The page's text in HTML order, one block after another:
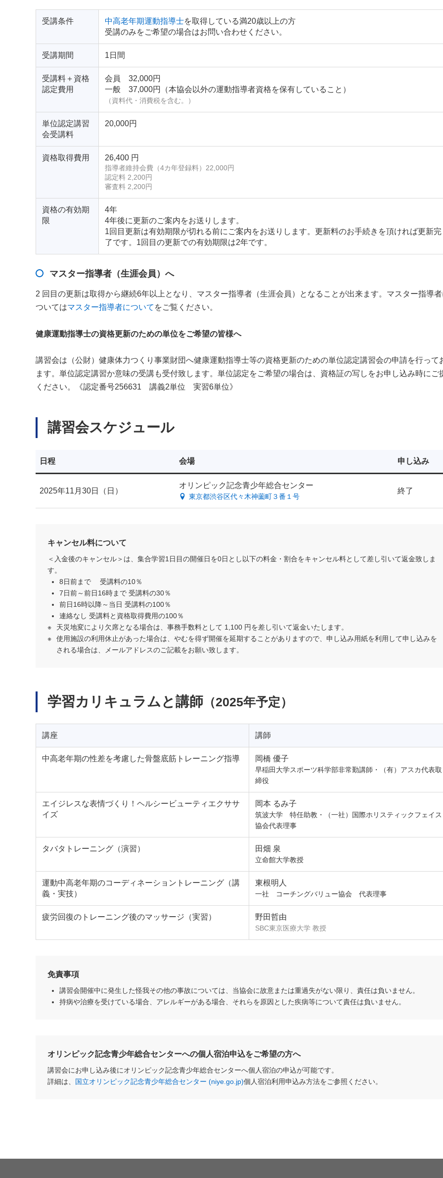
受講条件 中高老年期運動指導士を取得している満20歳以上の方
受講のみをご希望の場合はお問い合わせください。
受講期間 1日間
受講料＋資格
認定費用
会員 32,000円
一般 37,000円（本協会以外の運動指導者資格を保有していること）
（資料代・消費税を含む。）
単位認定講習
会受講料
20,000円
資格取得費用 26,400 円
指導者維持会費（4カ年登録料）22,000円
認定料 2,200円
審査料 2,200円
資格の有効期
限
4年
4年後に更新のご案内をお送りします。
1回目更新は有効期限が切れる前にご案内をお送りします。更新料のお手続きを頂ければ更新完
了です。1回目の更新での有効期限は2年です。
マスター指導者（生涯会員）へ
2 回目の更新は取得から継続6年以上となり、マスター指導者（生涯会員）となることが出来ます。マスター指導者
ついてはマスター指導者について をご覧ください。
健康運動指導士の資格更新のための単位をご希望の皆様へ
講習会は（公財）健康体力つくり事業財団へ健康運動指導士等の資格更新のための単位認定講習会の申請を行って
ます。単位認定講習か意味の受講も受付致します。単位認定をご希望の場合は、資格証の写しをお申し込み時にご
ください。《認定番号256631 講義2単位 実習6単位》
講習会スケジュール
日程 会場 申し込み
2025年11月30日（日）
オリンピック記念青少年総合センター
東京都渋谷区代々木神薗町３番１号
終了
キャンセル料について
＜入金後のキャンセル＞は、集合学習1日目の開催日を0日とし以下の料金・割合をキャンセル料として差し引いて返金致しま
す。
8日前まで 受講料の10％
7日前～前日16時まで 受講料の30％
前日16時以降～当日 受講料の100％
連絡なし 受講料と資格取得費用の100％
天災地変により欠席となる場合は、事務手数料として 1,100 円を差し引いて返金いたします。
使用施設の利用休止があった場合は、やむを得ず開催を延期することがありますので、申し込み用紙を利用して申し込みを
される場合は、メールアドレスのご記載をお願い致します。
学習カリキュラムと講師 （2025年予定）
講座 講師
中高老年期の性差を考慮した骨盤底筋トレーニング指導 岡橋 優子
早稲田大学スポーツ科学部非常勤講師・（有）アスカ代表取
締役
エイジレスな表情づくり！ヘルシービューティエクササ
イズ
岡本 るみ子
筑波大学 特任助教・（一社）国際ホリスティックフェイス
協会代表理事
タバタトレーニング（演習） 田畑 泉
立命館大学教授
運動中高老年期のコーディネーショントレーニング（講
義・実技）
東根明人
一社 コーチングバリュー協会 代表理事
疲労回復のトレーニング後のマッサージ（実習） 野田哲由
SBC東京医療大学 教授
免責事項
講習会開催中に発生した怪我その他の事故については、当協会に故意または重過失がない限り、責任は負いません。
持病や治療を受けている場合、アレルギーがある場合、それらを原因とした疾病等について責任は負いません。
オリンピック記念青少年総合センターへの個人宿泊申込をご希望の方へ
講習会にお申し込み後にオリンピック記念青少年総合センターへ個人宿泊の申込が可能です。
詳細は、 国立オリンピック記念青少年総合センター (niye.go.jp)個人宿泊利用申込み方法をご参照ください。